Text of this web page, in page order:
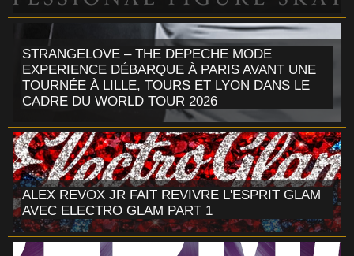
STRANGELOVE – THE DEPECHE MODE
EXPERIENCE DÉBARQUE À PARIS AVANT UNE
TOURNÉE À LILLE, TOURS ET LYON DANS LE
CADRE DU WORLD TOUR 2026
ALEX REVOX JR FAIT REVIVRE L'ESPRIT GLAM
AVEC ELECTRO GLAM PART 1